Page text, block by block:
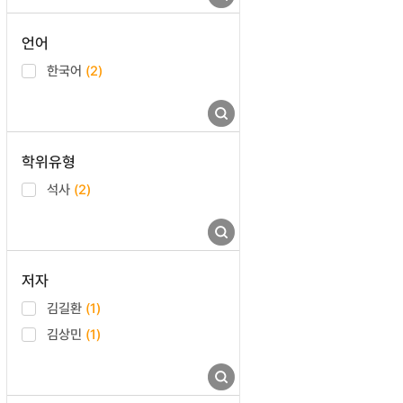
언어
한국어 (2)
학위유형
석사 (2)
저자
김길환 (1)
김상민 (1)